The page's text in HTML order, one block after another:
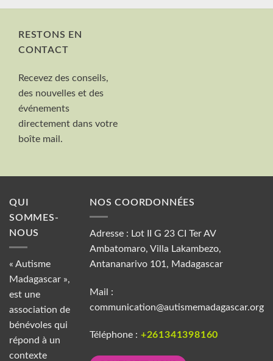
RESTONS EN
CONTACT
Recevez des conseils,
des nouvelles et des
événements
directement dans votre
boîte mail.
QUI
SOMMES-
NOUS
« Autisme
Madagascar »,
est une
association de
bénévoles qui
répond à un
contexte
NOS COORDONNÉES
Adresse : Lot II G 23 CI Ter AV
Ambatomaro, Villa Lakambezo,
Antananarivo 101, Madagascar
Mail :
communication@autismemadagascar.org
Téléphone : +261341398160